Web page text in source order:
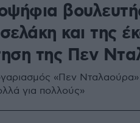
και της
της Πεν
«Πεν Νταλαούρα»
για πολλούς»